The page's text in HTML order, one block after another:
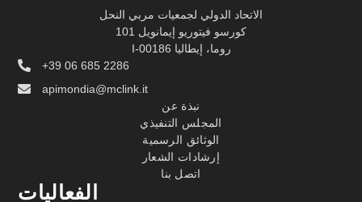
الاتحاد الدولي لجمعيات مربي النحل
كورسو فيتوريو إيمانويل 101
I-00186 روما، إيطاليا
+39 06 685 2286
apimondia@mclink.it
نبذة عن
المجلس التنفيذي
الوثائق الرسمية
إرشادات الشعار
اتصل بنا
الفعاليات